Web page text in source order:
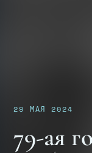
29 МАЯ 2024
79-ая